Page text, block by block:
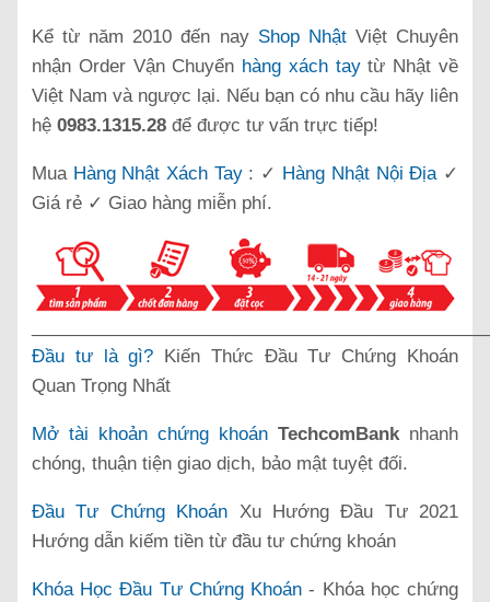
Kể từ năm 2010 đến nay Shop NhậtViệt Chuyên
nhận Order Vận Chuyển hàng xách taytừ Nhật về
Việt Nam và ngược lại. Nếu bạn có nhu cầu hãy liên
hệ 0983.1315.28 để được tư vấn trực tiếp!
Mua Hàng Nhật Xách Tay: ✓ Hàng Nhật Nội Địa ✓
Giá rẻ ✓ Giao hàng miễn phí.
Đầu tư là gì? Kiến Thức Đầu Tư Chứng Khoán
Quan Trọng Nhất
Mở tài khoản chứng khoán TechcomBank nhanh
chóng, thuận tiện giao dịch, bảo mật tuyệt đối.
Đầu Tư Chứng Khoán Xu Hướng Đầu Tư 2021
Hướng dẫn kiếm tiền từ đầu tư chứng khoán
Khóa Học Đầu Tư Chứng Khoán - Khóa học chứng